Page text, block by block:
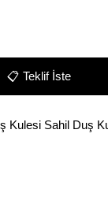
📋 Teklif İste
Kulesi Sahil Duş